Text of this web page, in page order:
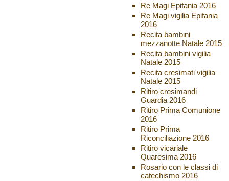
Re Magi Epifania 2016
Re Magi vigilia Epifania
2016
Recita bambini
mezzanotte Natale 2015
Recita bambini vigilia
Natale 2015
Recita cresimati vigilia
Natale 2015
Ritiro cresimandi
Guardia 2016
Ritiro Prima Comunione
2016
Ritiro Prima
Riconciliazione 2016
Ritiro vicariale
Quaresima 2016
Rosario con le classi di
catechismo 2016